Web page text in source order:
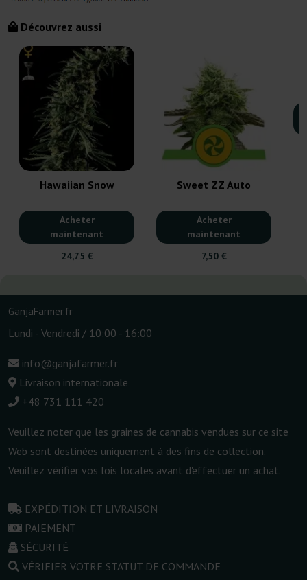
Découvrez aussi
Hawaiian Snow
Acheter
maintenant
24,75 €
Sweet ZZ Auto
Acheter
maintenant
7,50 €
GanjaFarmer.fr
Lundi - Vendredi / 10:00 - 16:00
info@ganjafarmer.fr
Livraison internationale
+48 731 111 420
Veuillez noter que les graines de cannabis vendues sur ce site
Web sont destinées uniquement à des fins de collection.
Veuillez vérifier vos lois locales avant d'effectuer un achat.
EXPÉDITION ET LIVRAISON
PAIEMENT
SÉCURITÉ
VÉRIFIER VOTRE STATUT DE COMMANDE